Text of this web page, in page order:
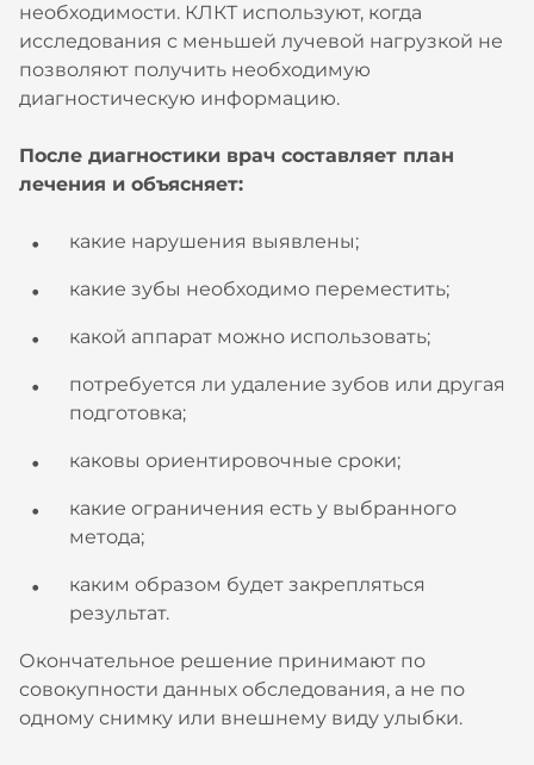
необходимости. КЛКТ используют, когда
исследования с меньшей лучевой нагрузкой не
позволяют получить необходимую
диагностическую информацию.
После диагностики врач составляет план
лечения и объясняет:
какие нарушения выявлены;
какие зубы необходимо переместить;
какой аппарат можно использовать;
потребуется ли удаление зубов или другая
подготовка;
каковы ориентировочные сроки;
какие ограничения есть у выбранного
метода;
каким образом будет закрепляться
результат.
Окончательное решение принимают по
совокупности данных обследования, а не по
одному снимку или внешнему виду улыбки.